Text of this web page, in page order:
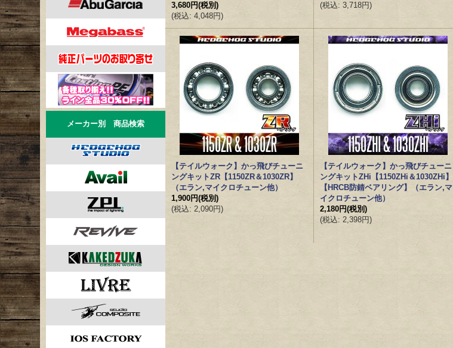
メーカー別 商品検索
3,680円(税別)
(税込: 4,048円)
(税込: 3,718円)
【テイルウォーク】かっ飛びチューニ
ングキットZR【1150ZR＆1030ZR】
（エラン,マイクロチューン他）
1,900円(税別)
(税込: 2,090円)
【テイルウォーク】かっ飛びチューニ
ングキットZHi【1150ZHi＆1030ZHi】
【HRCB防錆ベアリング】（エラン,マ
イクロチューン他）
2,180円(税別)
(税込: 2,398円)